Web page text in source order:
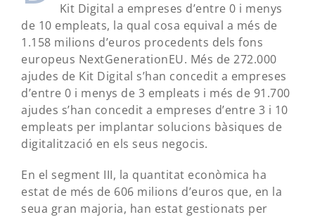
Kit Digital a empreses d’entre 0 i menys
de 10 empleats, la qual cosa equival a més de
1.158 milions d’euros procedents dels fons
europeus NextGenerationEU. Més de 272.000
ajudes de Kit Digital s’han concedit a empreses
d’entre 0 i menys de 3 empleats i més de 91.700
ajudes s’han concedit a empreses d’entre 3 i 10
empleats per implantar solucions bàsiques de
digitalització en els seus negocis.
En el segment III, la quantitat econòmica ha
estat de més de 606 milions d’euros que, en la
seua gran majoria, han estat gestionats per